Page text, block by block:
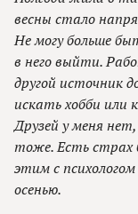
весны стало
Не могу больше
в него выйти.
другой источник
искать хобби или
Друзей у меня
тоже. Есть страх
этим с
осенью.